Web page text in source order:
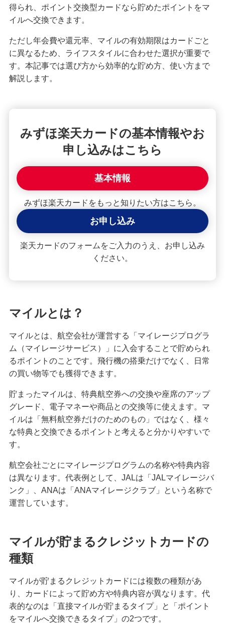
クレジットカードが使えない！よくある原因や解
決策を紹介
【クレジットカード初心者向け】使い方や使える
場所、ポイントの貯め方を紹介
クレジットカードで分割払い・あとから分割を利
用する手順は？手数料やメリットも紹介
2枚目のクレジットカードを持つメリット・デメリ
ットは？選び方や使い分けも解説
クレジットカードの引き落とし日（支払日）はい
つ？締め日との関係や注意点を解説
クレジットカードの請求元を調べる方法！明細書
の見方や覚えのない請求への対応も紹介
クレジットカードは何歳から申し込みが可能？審
クレジットカードのタッチ決済を分かりやすく解
クレジットカード署名欄のサインが必要な理由
は？書き方や廃止についても解説
きっぷをクレジットカードで購入する3つの方法！
メリットと注意点も解説
クレジットカードを海外で利用すると手数料はど
クレジットカードを紛失した！対応方法や再発行
までの手順を解説
クレジットカード決済にはどんなメリットがあ
マイルが貯まるクレジットカードとは？選び方や
効率的な貯め方、使い方を解説
クレジットカードの支払方法には何がある？1回払
いや分割払い等の種類を解説
クレジットカードは何枚までが良い？2枚以上を持
得られ、ポイント交換型カードなら貯めたポイントをマ
イルへ交換できます。
ただし年会費や還元率、マイルの有効期限はカードごと
に異なるため、ライフスタイルに合わせた選択が重要で
す。本記事では選び方から効率的な貯め方、使い方まで
解説します。
みずほ楽天カードの基本情報やお
申し込みはこちら
基本情報
みずほ楽天カードをもっと知りたい方はこちら。
お申し込み
楽天カードのフォームをご入力のうえ、お申し込み
ください。
マイルとは？
マイルとは、航空会社が運営する「マイレージプログラ
ム（マイレージサービス）」に入会することで貯められ
るポイントのことです。飛行機の搭乗だけでなく、日常
の買い物等でも獲得できます。
貯まったマイルは、特典航空券への交換や座席のアップ
グレード、電子マネーや商品との交換等に使えます。マ
イルは「無料航空券だけのためのもの」ではなく、様々
な特典と交換できるポイントと考えると分かりやすいで
す。
航空会社ごとにマイレージプログラムの名称や特典内容
は異なります。代表例として、JALは「JALマイレージバ
ンク」、ANAは「ANAマイレージクラブ」という名称で
運営しています。
マイルが貯まるクレジットカードの
種類
マイルが貯まるクレジットカードには複数の種類があ
り、カードによって貯め方や特典内容が異なります。代
表的なのは「直接マイルが貯まるタイプ」と「ポイント
をマイルへ交換できるタイプ」の2つです。